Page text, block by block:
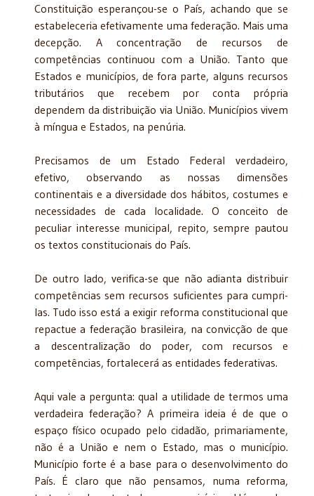
Constituição esperançou-se o País, achando que se
estabeleceria efetivamente uma federação. Mais uma
decepção. A concentração de recursos de
competências continuou com a União. Tanto que
Estados e municípios, de fora parte, alguns recursos
tributários que recebem por conta própria
dependem da distribuição via União. Municípios vivem
à míngua e Estados, na penúria.
Precisamos de um Estado Federal verdadeiro,
efetivo, observando as nossas dimensões
continentais e a diversidade dos hábitos, costumes e
necessidades de cada localidade. O conceito de
peculiar interesse municipal, repito, sempre pautou
os textos constitucionais do País.
De outro lado, verifica-se que não adianta distribuir
competências sem recursos suficientes para cumpri-
las. Tudo isso está a exigir reforma constitucional que
repactue a federação brasileira, na convicção de que
a descentralização do poder, com recursos e
competências, fortalecerá as entidades federativas.
Aqui vale a pergunta: qual a utilidade de termos uma
verdadeira federação? A primeira ideia é de que o
espaço físico ocupado pelo cidadão, primariamente,
não é a União e nem o Estado, mas o município.
Município forte é a base para o desenvolvimento do
País. É claro que não pensamos, numa reforma,